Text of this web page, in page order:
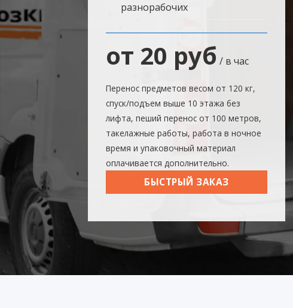
разнорабочих
от 20 руб / в час
Перенос предметов весом от 120 кг,
спуск/подъем выше 10 этажа без
лифта, пеший перенос от 100 метров,
такелажные работы, работа в ночное
время и упаковочный материал
оплачивается дополнительно.
БЫСТРЫЙ ЗАКАЗ